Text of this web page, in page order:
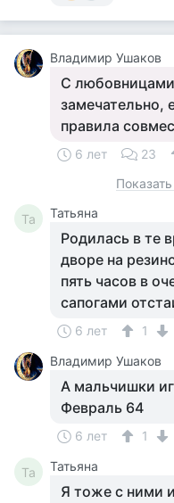
Владимир Ушаков
С
замечательно,
правила
6 лет 23
Та Татьяна
Родилась в те
дворе на
пять часов в
сапогами
6 лет
1
Владимир Ушаков
А мальчишки
Февраль 64
6 лет 1
Та Татьяна
Я тоже с ними